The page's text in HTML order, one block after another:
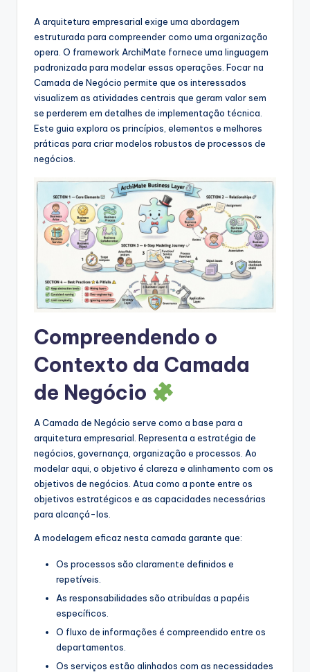
A
w
d
A arquitetura empresarial exige uma abordagem
estruturada para compreender como uma organização
opera. O framework ArchiMate fornece uma linguagem
padronizada para modelar essas operações. Focar na
Camada de Negócio permite que os interessados
visualizem as atividades centrais que geram valor sem
se perderem em detalhes de implementação técnica.
Este guia explora os princípios, elementos e melhores
práticas para criar modelos robustos de processos de
negócios.
Compreendendo o
Contexto da Camada
de Negócio
A Camada de Negócio serve como a base para a
arquitetura empresarial. Representa a estratégia de
negócios, governança, organização e processos. Ao
modelar aqui, o objetivo é clareza e alinhamento com os
objetivos de negócios. Atua como a ponte entre os
objetivos estratégicos e as capacidades necessárias
para alcançá-los.
A modelagem eficaz nesta camada garante que:
Os processos são claramente definidos e
repetíveis.
As responsabilidades são atribuídas a papéis
específicos.
O fluxo de informações é compreendido entre os
departamentos.
Os serviços estão alinhados com as necessidades